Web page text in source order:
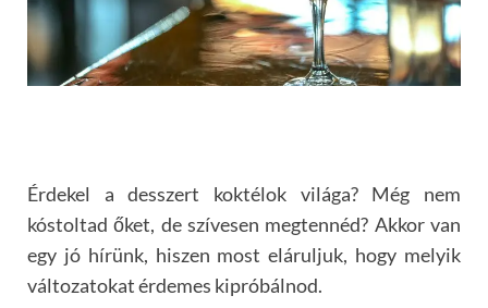
Érdekel a desszert koktélok világa? Még nem
kóstoltad őket, de szívesen megtennéd? Akkor van
egy jó hírünk, hiszen most eláruljuk, hogy melyik
változatokat érdemes kipróbálnod.